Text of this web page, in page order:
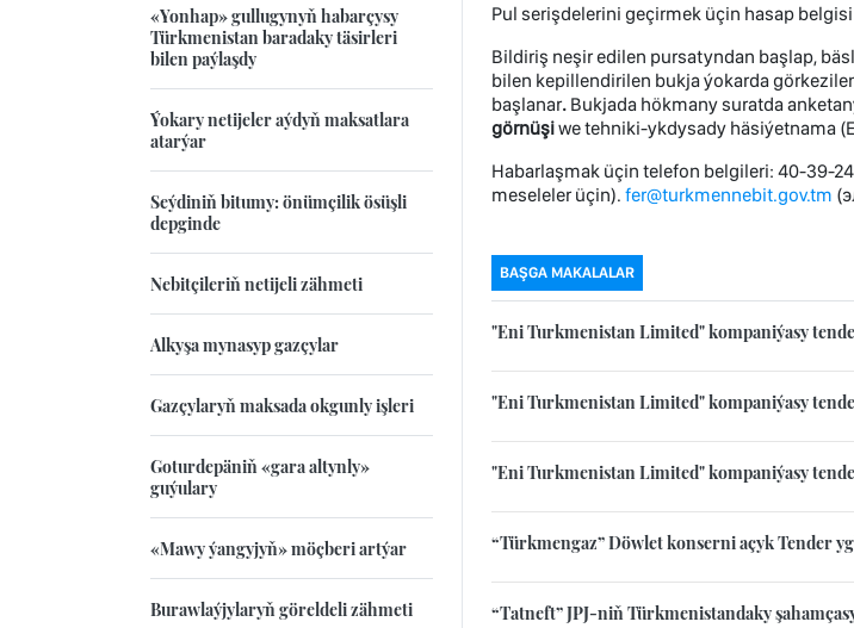
Pul serişdelerini geçirmek üçin hasap
Bildiriş neşir edilen pursatyndan başlap,
bilen kepillendirilen bukja ýokarda
başlanar. Bukjada hökmany suratda
görnüşiwe tehniki-ykdysady häsiýetnama
Habarlaşmak üçin telefon belgileri: 40-39-
meseleler üçin). fer@turkmennebit.gov.tm
BAŞGA MAKALALAR
"Eni Turkmenistan Limited" kompaniýasy
"Eni Turkmenistan Limited" kompaniýasy
"Eni Turkmenistan Limited" kompaniýasy
“Türkmengaz” Döwlet konserni açyk Tender
“Tatneft” JPJ-niň Türkmenistandaky
«Yonhap» gullugynyň habarçysy
Türkmenistan baradaky täsirleri
bilen paýlaşdy
Ýokary netijeler aýdyň maksatlara
atarýar
Seýdiniň bitumy: önümçilik ösüşli
depginde
Nebitçileriň netijeli zähmeti
Alkyşa mynasyp gazçylar
Gazçylaryň maksada okgunly işleri
Goturdepäniň «gara altynly»
guýulary
«Mawy ýangyjyň» möçberi artýar
Burawlaýjylaryň göreldeli zähmeti